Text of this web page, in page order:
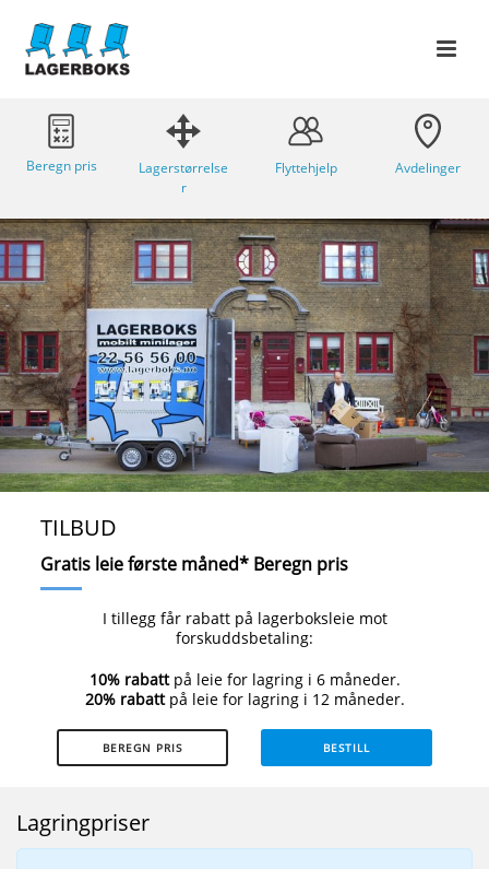
Beregn pris
Lagerstørrelse
r
Flyttehjelp Avdelinger
TILBUD
Gratis leie første måned* Beregn pris
I tillegg får rabatt på lagerboksleie mot
forskuddsbetaling:
10% rabattpå leie for lagring i 6 måneder.
20% rabattpå leie for lagring i 12 måneder.
BEREGN PRIS BESTILL
Lagringpriser